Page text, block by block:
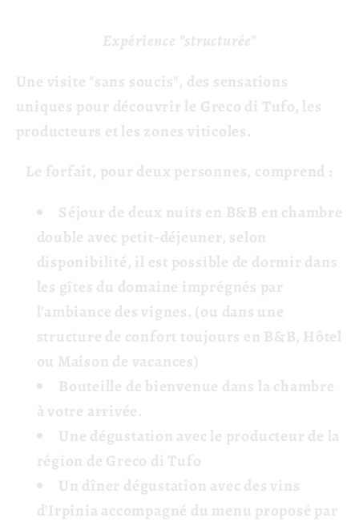
Expérience "structurée"
Une visite "sans soucis", des sensations
uniques pour découvrir le Greco di Tufo, les
producteurs et les zones viticoles.
Le forfait, pour deux personnes, comprend :
Séjour de deux nuits en B&B en chambre
double avec petit-déjeuner, selon
disponibilité, il est possible de dormir dans
les gîtes du domaine imprégnés par
l'ambiance des vignes. (ou dans une
structure de confort toujours en B&B, Hôtel
ou Maison de vacances)
Bouteille de bienvenue dans la chambre
à votre arrivée.
Une dégustation avec le producteur de la
région de Greco di Tufo
Un dîner dégustation avec des vins
d'Irpinia accompagné du menu proposé par